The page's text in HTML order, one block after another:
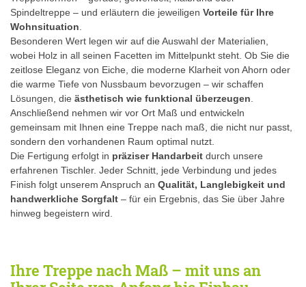
Spindeltreppe – und erläutern die jeweiligen Vorteile für Ihre
Wohnsituation
Besonderen Wert legen wir auf die Auswahl der Materialien,
wobei Holz in all seinen Facetten im Mittelpunkt steht. Ob Sie die
zeitlose Eleganz von Eiche, die moderne Klarheit von Ahorn oder
die warme Tiefe von Nussbaum bevorzugen – wir schaffen
Lösungen, die ästhetisch wie funktional überzeugen
Anschließend nehmen wir vor Ort Maß und entwickeln
gemeinsam mit Ihnen eine Treppe nach maß, die nicht nur passt,
sondern den vorhandenen Raum optimal nutzt.
Die Fertigung erfolgt in präziser Handarbeit durch unsere
erfahrenen Tischler. Jeder Schnitt, jede Verbindung und jedes
Finish folgt unserem Anspruch an Qualität, Langlebigkeit und
handwerkliche Sorgfalt – für ein Ergebnis, das Sie über Jahre
hinweg begeistern wird.
Ihre Treppe nach Maß – mit uns an